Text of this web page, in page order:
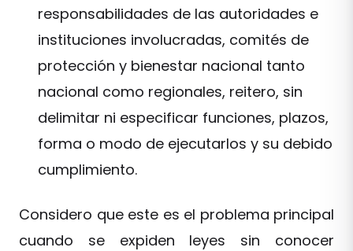
responsabilidades de las autoridades e
instituciones involucradas, comités de
protección y bienestar nacional tanto
nacional como regionales, reitero, sin
delimitar ni especificar funciones, plazos,
forma o modo de ejecutarlos y su debido
cumplimiento.
Considero que este es el problema principal
cuando se expiden leyes sin conocer